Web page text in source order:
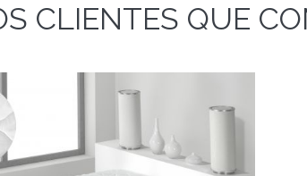
CLIENTES QUE